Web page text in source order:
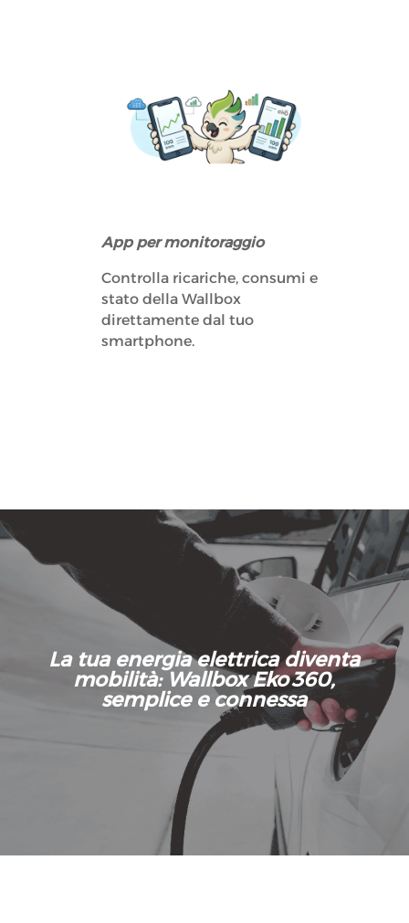
App per monitoraggio
Controlla ricariche, consumi e
stato della Wallbox
direttamente dal tuo
smartphone.
La tua energia elettrica diventa
mobilità: Wallbox Eko 360,
semplice e connessa